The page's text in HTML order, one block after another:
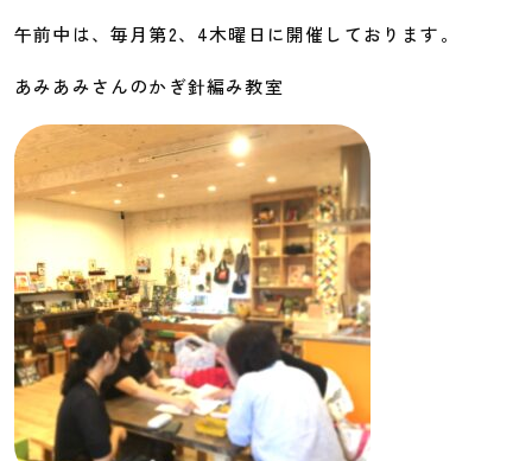
午前中は、毎月第2、4木曜日に開催しております。
あみあみさんのかぎ針編み教室